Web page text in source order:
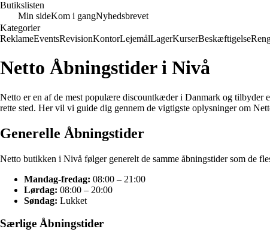
Butikslisten
Min sideKom i gangNyhedsbrevet
Kategorier
ReklameEventsRevisionKontorLejemålLagerKurserBeskæftigelse
Netto Åbningstider i Nivå
Netto er en af de mest populære discountkæder i Danmark og
rette sted. Her vil vi guide dig gennem de vigtigste oplysninger om
Generelle Åbningstider
Netto butikken i Nivå følger generelt de samme åbningstider som de
Mandag-fredag: 08:00 – 21:00
Lørdag: 08:00 – 20:00
Søndag: Lukket
Særlige Åbningstider